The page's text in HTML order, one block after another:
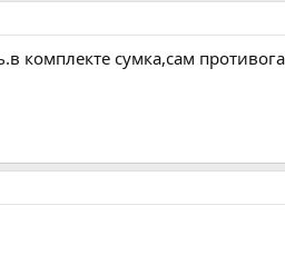
комплекте сумка,сам